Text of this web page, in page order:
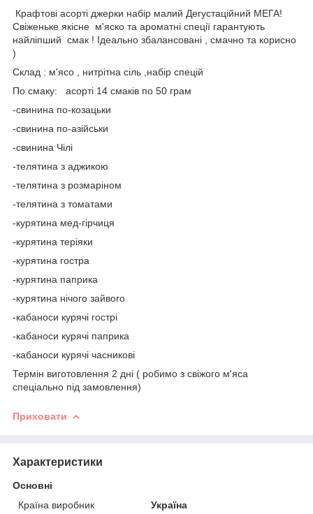
Крафтові асорті джерки набір малий Дегустаційний МЕГА!
Свіженьке якісне м'яско та ароматні спеції гарантують
найліпший смак ! Ідеально збалансовані , смачно та корисно
)
Склад : м'ясо , нитрітна сіль ,набір спецій
По смаку: асорті 14 смаків по 50 грам
-свинина по-козацьки
-свинина по-азійськи
-свинина Чілі
-телятина з аджикою
-телятина з розмаріном
-телятина з томатами
-курятина мед-гірчиця
-курятина теріяки
-курятина гостра
-курятина паприка
-курятина нічого зайвого
-кабаноси курячі гострі
-кабаноси курячі паприка
-кабаноси курячі часникові
Термін виготовлення 2 дні ( робимо з свіжого м'яса
спеціально під замовлення)
Приховати
Характеристики
Основні
Країна виробник
Україна